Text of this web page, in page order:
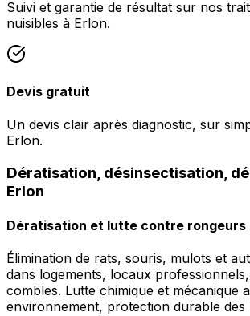
Suivi et garantie de résultat sur nos
nuisibles à Erlon.
Devis gratuit
Un devis clair après diagnostic, sur
Erlon.
Dératisation, désinsectisation,
Erlon
Dératisation et lutte contre rongeurs
Élimination de rats, souris, mulots et
dans logements, locaux
combles. Lutte chimique et mécanique
environnement, protection durable des